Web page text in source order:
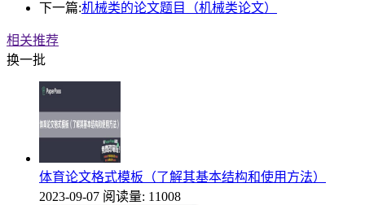
下一篇:机械类的论文题目（机械类论文）
相关推荐
换一批
体育论文格式模板（了解其基本结构和使用方法）
2023-09-07 阅读量: 11008